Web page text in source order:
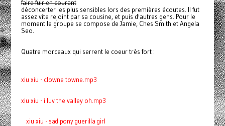
faire fuir en courant
déconcerter les plus sensibles lors des premières écoutes. Il fut
assez vite rejoint par sa cousine, et puis d'autres gens. Pour le
moment le groupe se compose de Jamie, Ches Smith et Angela
Seo.
Quatre morceaux qui serrent le coeur très fort :
xiu xiu - clowne towne.mp3
xiu xiu - i luv the valley oh.mp3
xiu xiu - sad pony guerilla girl